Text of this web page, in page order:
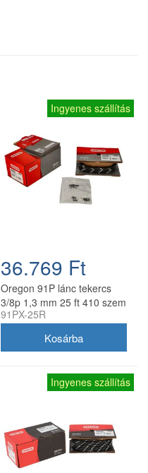
Ingyenes szállítás
36.769 Ft
Oregon 91P lánc tekercs
3/8p 1,3 mm 25 ft 410 szem
91PX-25R
Ingyenes szállítás